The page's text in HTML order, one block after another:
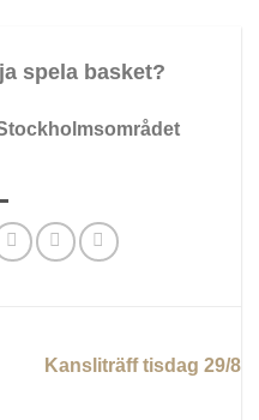
spela basket?
Kansliträff tisdag 29/8